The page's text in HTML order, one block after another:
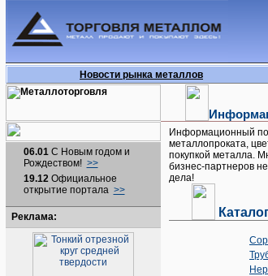
Новости рынка металлов
06.01С Новым годом и
Рождеством! >>
19.12Официальное
открытие портала >>
Реклама:
Информационный
металлопроката,
покупкой металла.
бизнес-партнеров
дела!